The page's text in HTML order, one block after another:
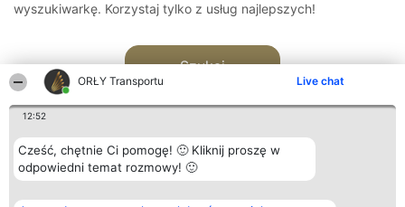
ORŁY Transportu Live chat
12:52
Cześć, chętnie Ci pomogę! 🙂 Kliknij proszę w
odpowiedni temat rozmowy! 🙂
wyszukiwarkę. Korzystaj tylko z usług najlepszych!
Szukaj
Organizator plebiscytu Plebiscyt Kontakt